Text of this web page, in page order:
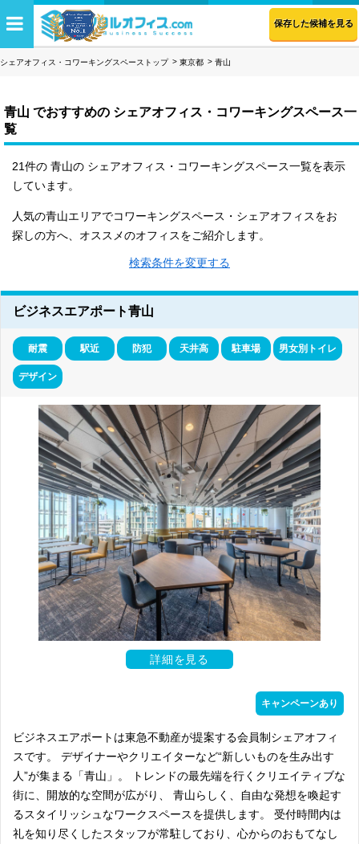
保存した候補を見る
シェアオフィス・コワーキングスペーストップ 東京都 青山
青山 でおすすめの シェアオフィス・コワーキングスペース一
覧
21件の 青山の シェアオフィス・コワーキングスペース一覧を表示
しています。
人気の青山エリアでコワーキングスペース・シェアオフィスをお
探しの方へ、オススメのオフィスをご紹介します。
検索条件を変更する
ビジネスエアポート青山
耐震 駅近 防犯 天井高 駐車場 男女別トイレ
デザイン
詳細を見る
キャンペーンあり
ビジネスエアポートは東急不動産が提案する会員制シェアオフィ
スです。 デザイナーやクリエイターなど“新しいものを生み出す
人”が集まる「青山」。 トレンドの最先端を行くクリエイティブな
街に、開放的な空間が広がり、 青山らしく、自由な発想を喚起す
るスタイリッシュなワークスペースを提供します。 受付時間内は
礼を知り尽くしたスタッフが常駐しており、心からのおもてなし